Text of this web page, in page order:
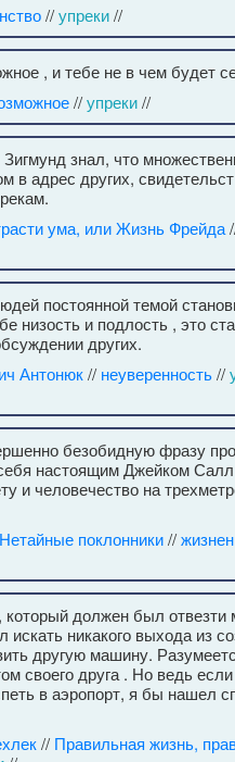
//упреки//
, и тебе не в чем будет
//упреки//
знал, что
в адрес других,
ума, или Жизнь Фрейда
постоянной темой
низость и подлость , это
других.
Антонюк// неуверенность//
безобидную фразу
настоящим Джейком
и человечество на
Нетайные поклонники//
должен был отвезти
никакого выхода из
другую машину.
своего друга . Но ведь
в аэропорт, я бы нашел
// Правильная жизнь,